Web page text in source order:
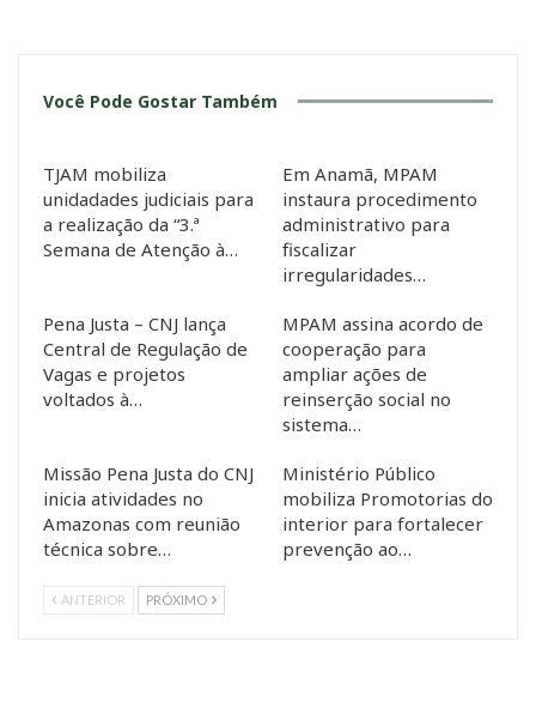
Você Pode Gostar Também
TJAM mobiliza
unidadades judiciais para
a realização da “3.ª
Semana de Atenção à…
Em Anamã, MPAM
instaura procedimento
administrativo para
fiscalizar
irregularidades…
Pena Justa – CNJ lança
Central de Regulação de
Vagas e projetos
voltados à…
MPAM assina acordo de
cooperação para
ampliar ações de
reinserção social no
sistema…
Missão Pena Justa do CNJ
inicia atividades no
Amazonas com reunião
técnica sobre…
Ministério Público
mobiliza Promotorias do
interior para fortalecer
prevenção ao…
ANTERIOR PRÓXIMO